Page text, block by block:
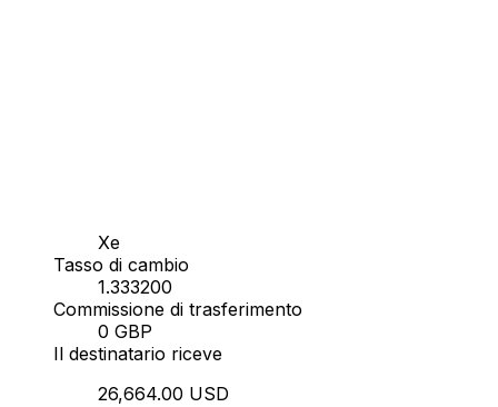
Xe
Tasso di cambio
1.333200
Commissione di trasferimento
0 GBP
Il destinatario riceve
26,664.00 USD